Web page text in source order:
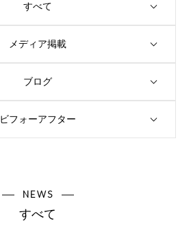
すべて
メディア掲載
ブログ
ビフォーアフター
NEWS
すべて